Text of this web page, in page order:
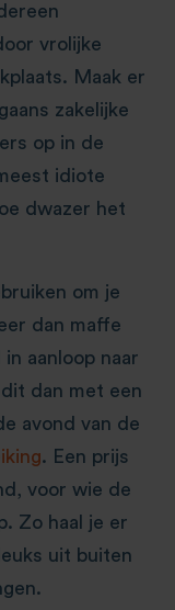
vrolijke
Maak er
zakelijke
op in de
idiote
dwazer het
om je
dan maffe
aanloop naar
dan met een
avond van de
. Een prijs
voor wie de
Zo haal je er
uit buiten